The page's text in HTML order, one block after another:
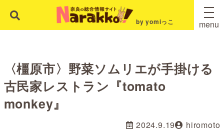
by yomiっこ menu
〈橿原市〉野菜ソムリエが手掛ける
古民家レストラン『tomato
monkey』
2024.9.19 hiromoto